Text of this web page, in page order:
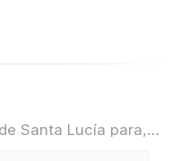
¿Qué países están cerca de Santa Lucía para, por ejemplo, viajar o volar?